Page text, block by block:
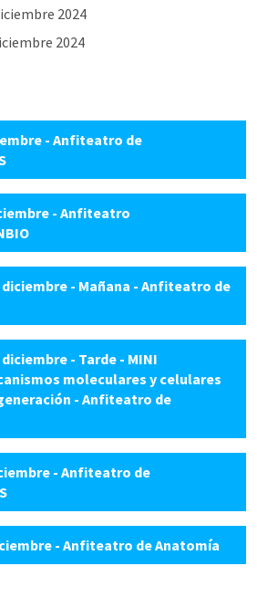
2024
2024
- Anfiteatro de
- Anfiteatro
diciembre - Mañana - Anfiteatro de
- Tarde - MINI
moleculares y celulares
- Anfiteatro de
- Anfiteatro de
- Anfiteatro de Anatomía